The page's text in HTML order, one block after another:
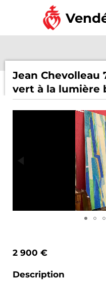
Jean Chevolleau
vert à la lumière
2 900 €
Description